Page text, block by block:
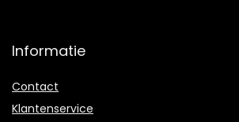
Informatie
Contact
Klantenservice